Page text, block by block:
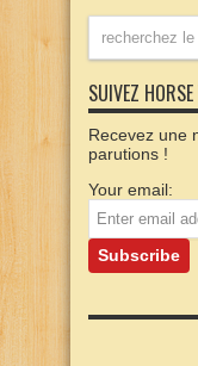
SUIVEZ
Recevez une
parutions !
Your email: